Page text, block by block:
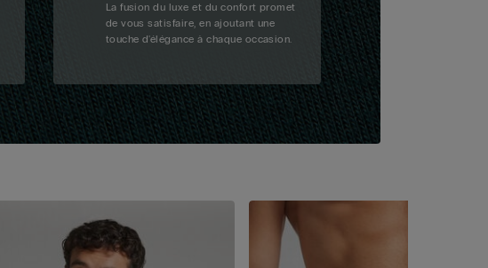
La fusion du luxe et du confort promet
de vous satisfaire, en ajoutant une
touche d'élégance à chaque occasion.